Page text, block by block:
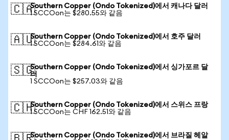
🇨🇦Southern Copper (Ondo Tokenized)에서 캐나다 달러
1 SCCOon는 $280.55와 같음
🇦🇺Southern Copper (Ondo Tokenized)에서 호주 달러
1 SCCOon는 $284.61와 같음
🇸🇬Southern Copper (Ondo Tokenized)에서 싱가포르 달
러
1 SCCOon는 $257.03와 같음
🇨🇭Southern Copper (Ondo Tokenized)에서 스위스 프랑
1 SCCOon는 CHF 162.51와 같음
Southern Copper (Ondo Tokenized)에서 브라질 헤알